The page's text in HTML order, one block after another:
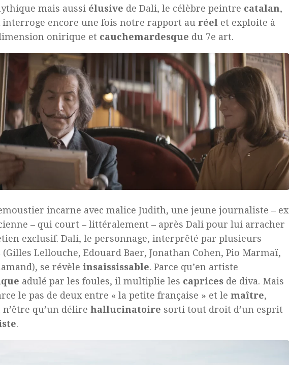
mais aussi élusive de Dali, le célèbre peintre catalan,
interroge encore une fois notre rapport au réel et exploite à
onirique et cauchemardesque du 7e art.
incarne avec malice Judith, une jeune journaliste – ex
– qui court – littéralement – après Dali pour lui arracher
exclusif. Dali, le personnage, interprêté par plusieurs
(Gilles Lellouche, Edouard Baer, Jonathan Cohen, Pio Marmaï,
se révèle insaississable. Parce qu’en artiste
adulé par les foules, il multiplie les caprices de diva. Mais
le pas de deux entre « la petite française » et le maître,
qu’un délire hallucinatoire sorti tout droit d’un esprit
.